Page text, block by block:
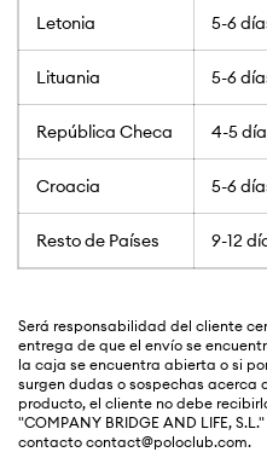
Letonia 5-6
Lituania 5-6
República Checa 4-5
Croacia 5-6
Resto de Países 9-12
Será responsabilidad del cliente
entrega de que el envío se
la caja se encuentra abierta o si
surgen dudas o sospechas
producto, el cliente no debe
"COMPANY BRIDGE AND LIFE,
contacto contact@poloclub.com.